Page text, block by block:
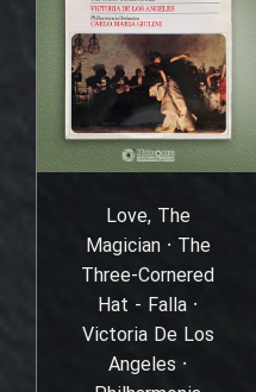
Love, The
Magician ⸱ The
Three-Cornered
Hat - Falla ⸱
Victoria De Los
Angeles ⸱